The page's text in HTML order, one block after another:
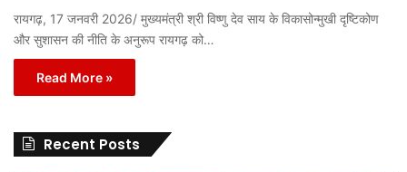
रायगढ़, 17 जनवरी 2026/ मुख्यमंत्री श्री विष्णु देव साय के विकासोन्मुखी दृष्टिकोण
और सुशासन की नीति के अनुरूप रायगढ़ को…
Read More »
Recent Posts